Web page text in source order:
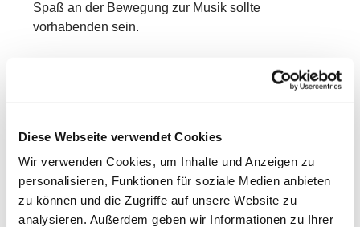
Diese Webseite verwendet Cookies
Wir verwenden Cookies, um Inhalte und Anzeigen zu
personalisieren, Funktionen für soziale Medien anbieten
zu können und die Zugriffe auf unsere Website zu
analysieren. Außerdem geben wir Informationen zu Ihrer
Spaß an der Bewegung zur Musik sollte
vorhabenden sein.
0151 - 19 15 15 53
Wir freuen uns auf Dich!